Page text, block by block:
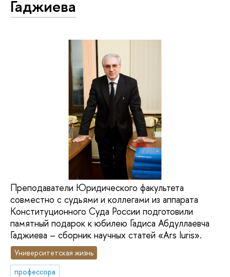
Гаджиева
Преподаватели Юридического факультета
совместно с судьями и коллегами из аппарата
Конституционного Суда России подготовили
памятный подарок к юбилею Гадиса Абдуллаевча
Гаджиева – сборник научных статей «Ars Iuris».
Университетская жизнь
профессора